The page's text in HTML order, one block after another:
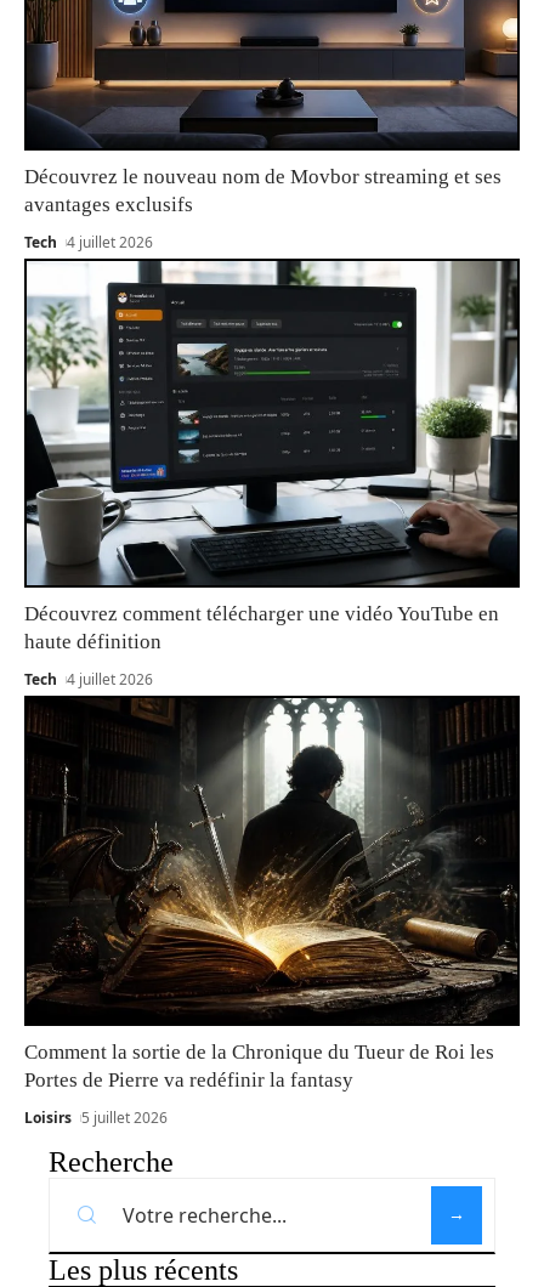
Découvrez le nouveau nom de Movbor streaming et ses
avantages exclusifs
Tech 4 juillet 2026
Découvrez comment télécharger une vidéo YouTube en
haute définition
Tech 4 juillet 2026
Comment la sortie de la Chronique du Tueur de Roi les
Portes de Pierre va redéfinir la fantasy
Loisirs 5 juillet 2026
Recherche
Les plus récents